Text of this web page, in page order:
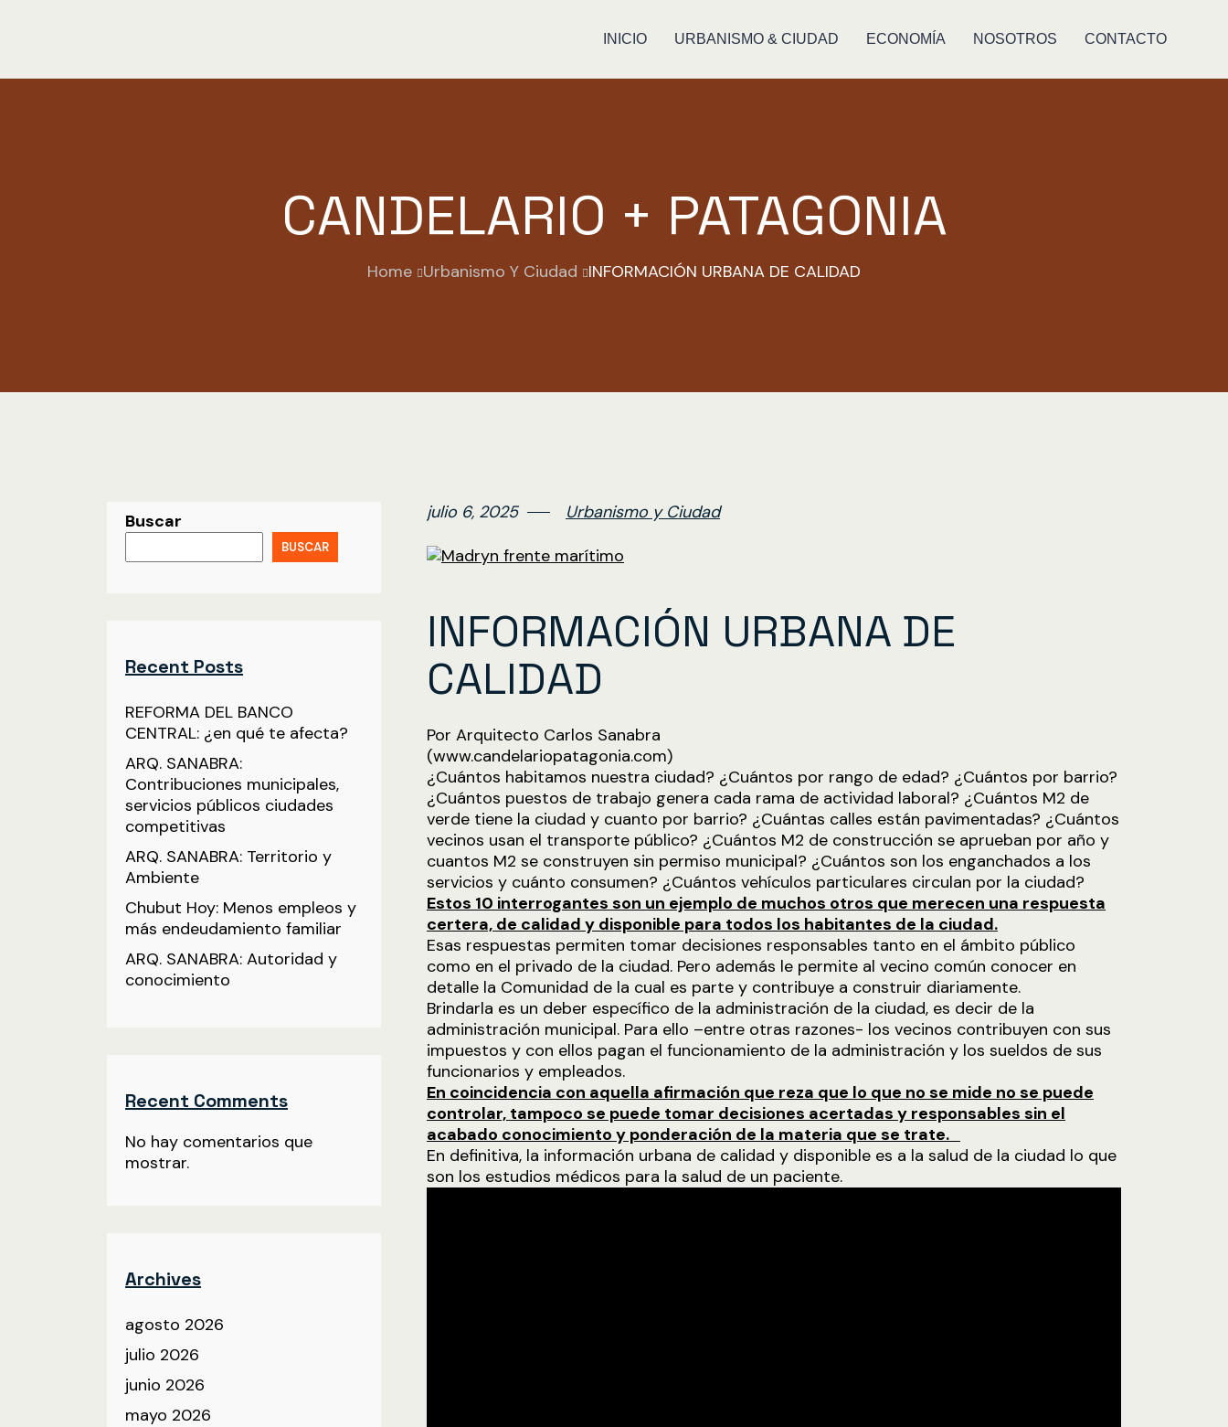
INICIO URBANISMO & CIUDAD ECONOMÍA NOSOTROS CONTACTO
CANDELARIO + PATAGONIA
Home Urbanismo Y Ciudad INFORMACIÓN URBANA DE CALIDAD
Buscar
BUSCAR
Recent Posts
REFORMA DEL BANCO
CENTRAL: ¿en qué te afecta?
ARQ. SANABRA:
Contribuciones municipales,
servicios públicos ciudades
competitivas
ARQ. SANABRA: Territorio y
Ambiente
Chubut Hoy: Menos empleos y
más endeudamiento familiar
ARQ. SANABRA: Autoridad y
conocimiento
Recent Comments
No hay comentarios que
mostrar.
Archives
agosto 2026
julio 2026
junio 2026
mayo 2026
julio 6, 2025 Urbanismo y Ciudad
INFORMACIÓN URBANA DE
CALIDAD
Por Arquitecto Carlos Sanabra
(www.candelariopatagonia.com)
¿Cuántos habitamos nuestra ciudad? ¿Cuántos por rango de edad? ¿Cuántos por barrio?
¿Cuántos puestos de trabajo genera cada rama de actividad laboral? ¿Cuántos M2 de
verde tiene la ciudad y cuanto por barrio? ¿Cuántas calles están pavimentadas? ¿Cuántos
vecinos usan el transporte público? ¿Cuántos M2 de construcción se aprueban por año y
cuantos M2 se construyen sin permiso municipal? ¿Cuántos son los enganchados a los
servicios y cuánto consumen? ¿Cuántos vehículos particulares circulan por la ciudad?
Estos 10 interrogantes son un ejemplo de muchos otros que merecen una respuesta
certera, de calidad y disponible para todos los habitantes de la ciudad.
Esas respuestas permiten tomar decisiones responsables tanto en el ámbito público
como en el privado de la ciudad. Pero además le permite al vecino común conocer en
detalle la Comunidad de la cual es parte y contribuye a construir diariamente.
Brindarla es un deber específico de la administración de la ciudad, es decir de la
administración municipal. Para ello –entre otras razones- los vecinos contribuyen con sus
impuestos y con ellos pagan el funcionamiento de la administración y los sueldos de sus
funcionarios y empleados.
En coincidencia con aquella afirmación que reza que lo que no se mide no se puede
controlar, tampoco se puede tomar decisiones acertadas y responsables sin el
acabado conocimiento y ponderación de la materia que se trate.
En definitiva, la información urbana de calidad y disponible es a la salud de la ciudad lo que
son los estudios médicos para la salud de un paciente.